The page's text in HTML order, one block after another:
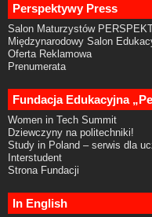
Perspektywy Press
Salon Maturzystów
Międzynarodowy Salon
Oferta Reklamowa
Prenumerata
Fundacja Edukacyjna
Women in Tech Summit
Dziewczyny na politechniki!
Study in Poland – serwis dla
Interstudent
Strona Fundacji
In English